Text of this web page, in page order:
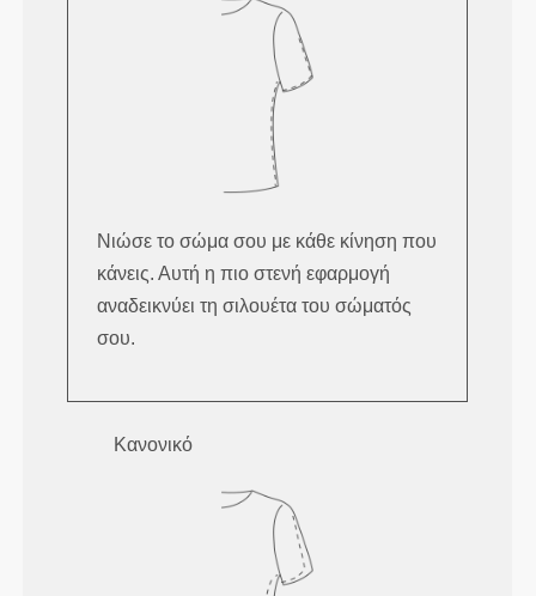
Νιώσε το σώμα σου με κάθε κίνηση που
κάνεις. Αυτή η πιο στενή εφαρμογή
αναδεικνύει τη σιλουέτα του σώματός
σου.
Κανονικό